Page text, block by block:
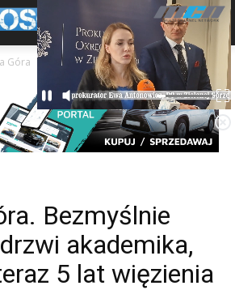
Góra
Bezmyślnie
akademika,
5 lat więzienia